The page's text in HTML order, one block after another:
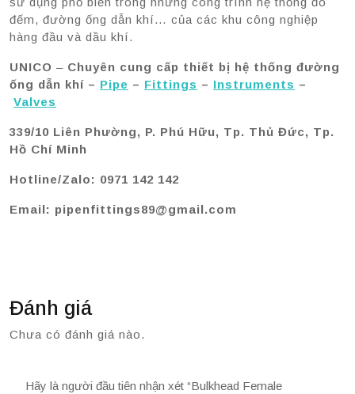
đếm, đường ống dẫn khí… của các khu công nghiệp
hàng đầu và dầu khí.
UNICO – Chuyên cung cấp thiết bị hệ thống đường
ống dẫn khí – Pipe – Fittings – Instruments –
Valves
339/10 Liên Phường, P. Phú Hữu, Tp. Thủ Đức, Tp.
Hồ Chí Minh
Hotline/Zalo: 0971 142 142
Email: pipenfittings89@gmail.com
Đánh giá
Chưa có đánh giá nào.
Hãy là người đầu tiên nhận xét “Bulkhead Female